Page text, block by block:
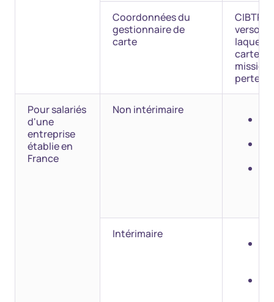
Coordonnées du
gestionnaire de
carte
CIBTP
verso,
laquelle
carte à
perte.
Pour salariés
d'une
entreprise
établie en
France
Non intérimaire
Intérimaire